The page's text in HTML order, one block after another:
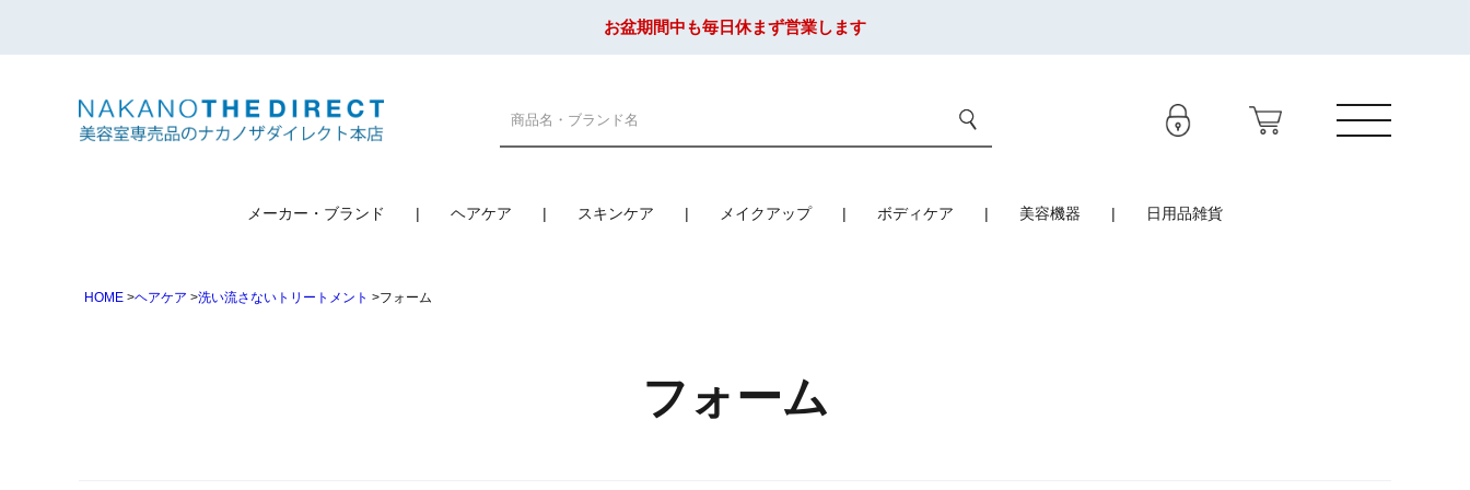
お盆期間中も毎日休まず営業します
メーカー・ブランド ヘアケア スキンケア メイクアップ ボディケア 美容機器 日用品雑貨
HOME ヘアケア 洗い流さないトリートメント フォーム
フォーム